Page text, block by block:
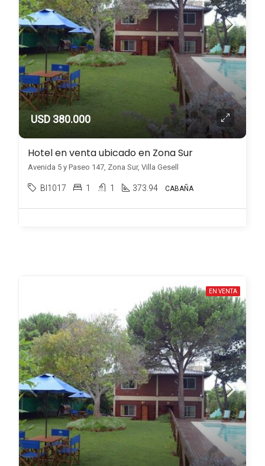
USD 380.000
Hotel en venta ubicado en Zona Sur
Avenida 5 y Paseo 147, Zona Sur, Villa Gesell
BI1017 1 1 373.94 CABAÑA
EN VENTA